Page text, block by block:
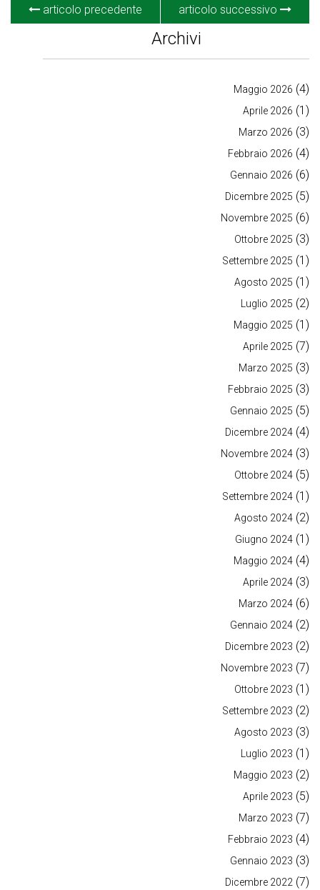
articolo precedente articolo successivo
Archivi
Maggio 2026 (4)
Aprile 2026 (1)
Marzo 2026 (3)
Febbraio 2026 (4)
Gennaio 2026 (6)
Dicembre 2025 (5)
Novembre 2025 (6)
Ottobre 2025 (3)
Settembre 2025 (1)
Agosto 2025 (1)
Luglio 2025 (2)
Maggio 2025 (1)
Aprile 2025 (7)
Marzo 2025 (3)
Febbraio 2025 (3)
Gennaio 2025 (5)
Dicembre 2024 (4)
Novembre 2024 (3)
Ottobre 2024 (5)
Settembre 2024 (1)
Agosto 2024 (2)
Giugno 2024 (1)
Maggio 2024 (4)
Aprile 2024 (3)
Marzo 2024 (6)
Gennaio 2024 (2)
Dicembre 2023 (2)
Novembre 2023 (7)
Ottobre 2023 (1)
Settembre 2023 (2)
Agosto 2023 (3)
Luglio 2023 (1)
Maggio 2023 (2)
Aprile 2023 (5)
Marzo 2023 (7)
Febbraio 2023 (4)
Gennaio 2023 (3)
Dicembre 2022 (7)